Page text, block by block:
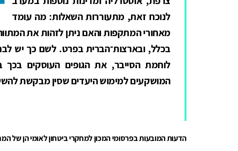
לנוכח זאת, מתעוררות השאלות: מה עומד
מאחורי המתקפות והאם ניתן לזהות את
בכלל, ובארצות־הברית בפרט. לשם כך יש
לוחמת הסייבר, את הגופים העוסקים בכך
המושקעים למימוש היעדים שסין מבקשת
הדעות המובעות בפרסומי המכון למחקרי ביטחון לאומי הן של